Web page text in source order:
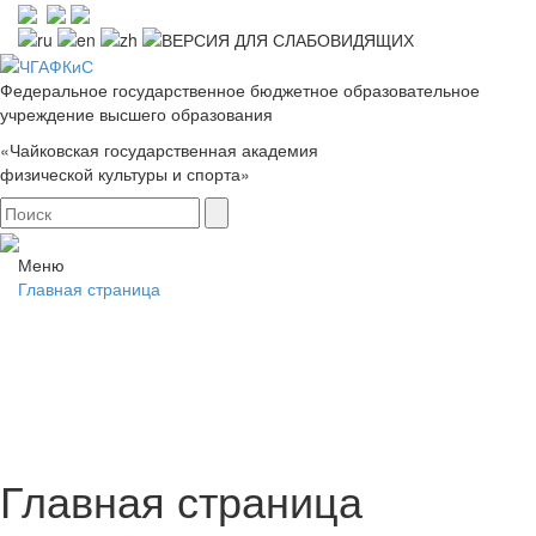
Федеральное государственное бюджетное образовательное
учреждение высшего образования
«Чайковская государственная академия
физической культуры и спорта»
Меню
Главная страница
Главная страница